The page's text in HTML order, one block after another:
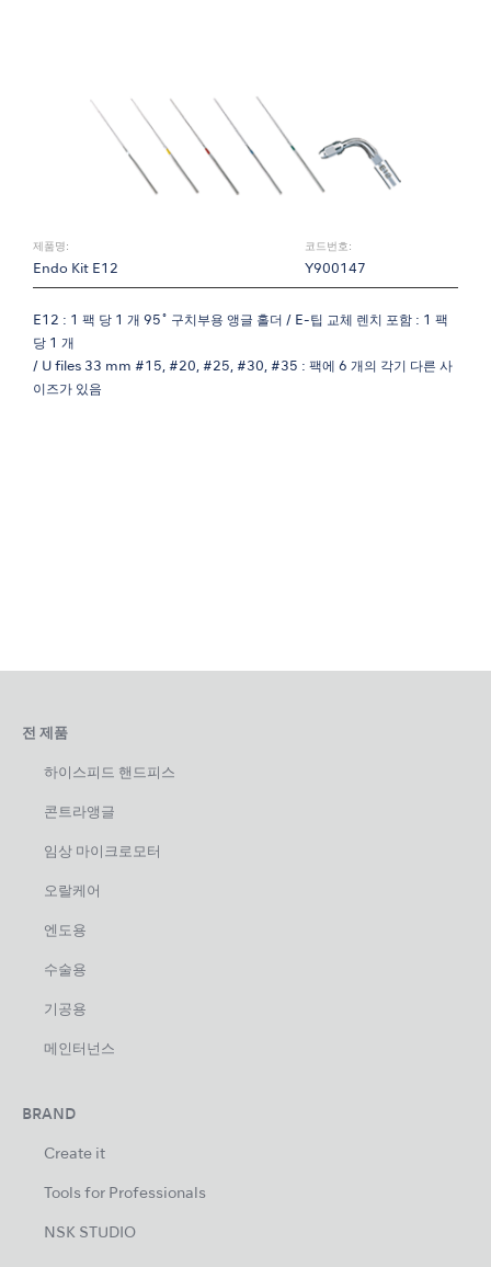
제품명:
Endo Kit E12
코드번호:
Y900147
E12 : 1 팩 당 1 개 95˚ 구치부용 앵글 홀더 / E-팁 교체 렌치 포함 : 1 팩
당 1 개
/ U files 33 mm #15, #20, #25, #30, #35 : 팩에 6 개의 각기 다른 사
이즈가 있음
전 제품
하이스피드 핸드피스
콘트라앵글
임상 마이크로모터
오랄케어
엔도용
수술용
기공용
메인터넌스
BRAND
Create it
Tools for Professionals
NSK STUDIO